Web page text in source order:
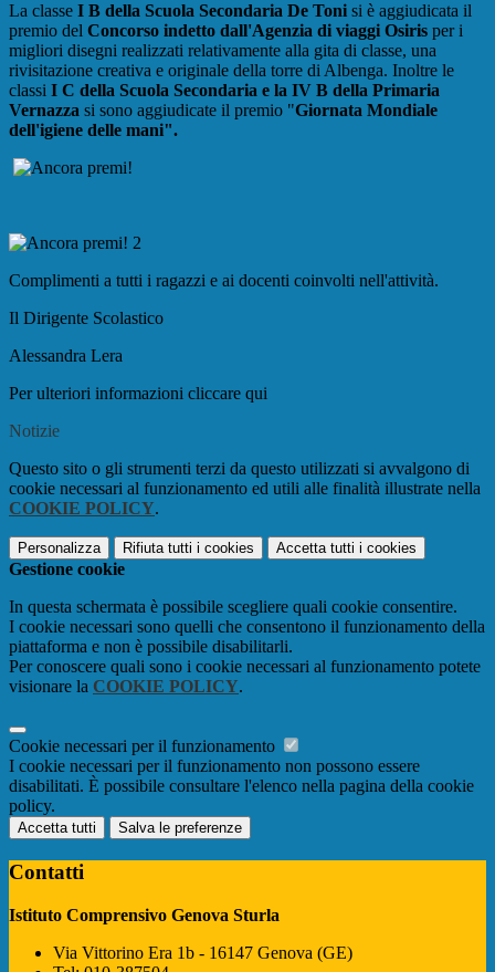
La classe I B della Scuola Secondaria De Toni si è aggiudicata il
premio del Concorso indetto dall'Agenzia di viaggi Osiris per i
migliori disegni realizzati relativamente alla gita di classe, una
rivisitazione creativa e originale della torre di Albenga. Inoltre le
classi I C della Scuola Secondaria e la IV B della Primaria
Vernazza si sono aggiudicate il premio "Giornata Mondiale
dell'igiene delle mani".
Complimenti a tutti i ragazzi e ai docenti coinvolti nell'attività.
Il Dirigente Scolastico
Alessandra Lera
Per ulteriori informazioni cliccare qui
Notizie
Questo sito o gli strumenti terzi da questo utilizzati si avvalgono di
cookie necessari al funzionamento ed utili alle finalità illustrate nella
COOKIE POLICY.
Personalizza Rifiuta tutti i cookies Accetta tutti i cookies
Gestione cookie
In questa schermata è possibile scegliere quali cookie consentire.
I cookie necessari sono quelli che consentono il funzionamento della
piattaforma e non è possibile disabilitarli.
Per conoscere quali sono i cookie necessari al funzionamento potete
visionare la COOKIE POLICY.
Cookie necessari per il funzionamento
I cookie necessari per il funzionamento non possono essere
disabilitati. È possibile consultare l'elenco nella pagina della cookie
policy.
Accetta tutti Salva le preferenze
Contatti
Istituto Comprensivo Genova Sturla
Via Vittorino Era 1b - 16147 Genova (GE)